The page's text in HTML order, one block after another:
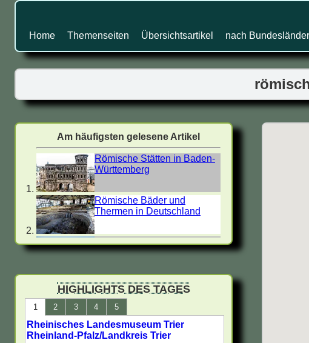
Home Themenseiten Übersichtsartikel nach
HIGHLIGHTS DES TAGES
1 2 3 4 5
Rheinisches Landesmuseum Trier
Rheinland-Pfalz/Landkreis Trier
Am häufigsten gelesene Artikel
Römische Stätten in Baden-
Württemberg
Römische Bäder und
Thermen in Deutschland
Villa Rustica - Römische
Landgüter in Deutschland
Limes in Deutschland -
UNESCO Welterbe
Römische Stätten in
Nordrhein-Westfalen